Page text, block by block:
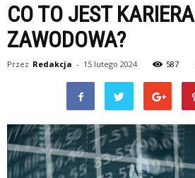
CO TO JEST KARIERA
ZAWODOWA?
Przez Redakcja - 15 lutego 2024 587